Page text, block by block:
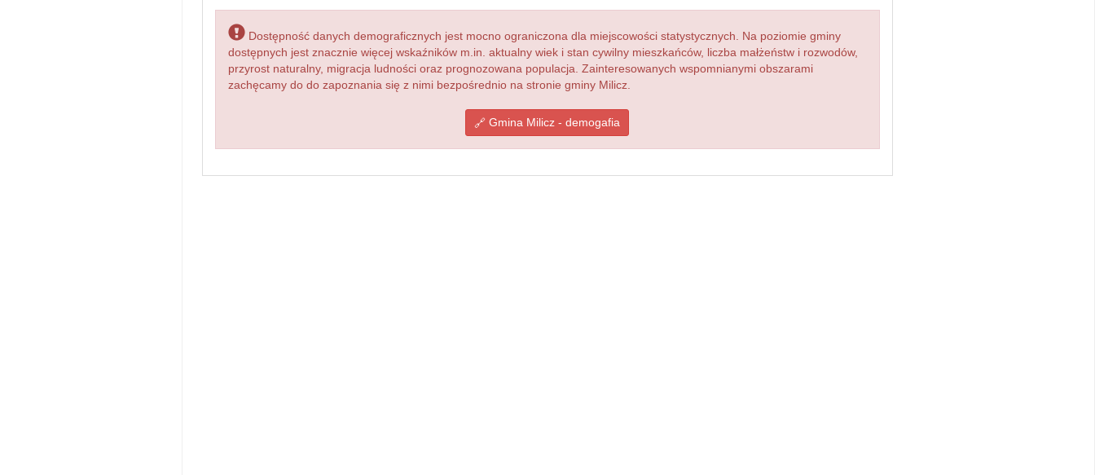
Dostępność danych demograficznych jest mocno ograniczona dla miejscowości statystycznych. Na poziomie gminy
dostępnych jest znacznie więcej wskaźników m.in. aktualny wiek i stan cywilny mieszkańców, liczba małżeństw i rozwodów,
przyrost naturalny, migracja ludności oraz prognozowana populacja. Zainteresowanych wspomnianymi obszarami
zachęcamy do do zapoznania się z nimi bezpośrednio na stronie gminy Milicz.
Gmina Milicz - demogafia